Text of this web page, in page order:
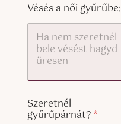
c
o
Vésés a női gyűrűbe:
Szeretnél
gyűrűpárnát?*